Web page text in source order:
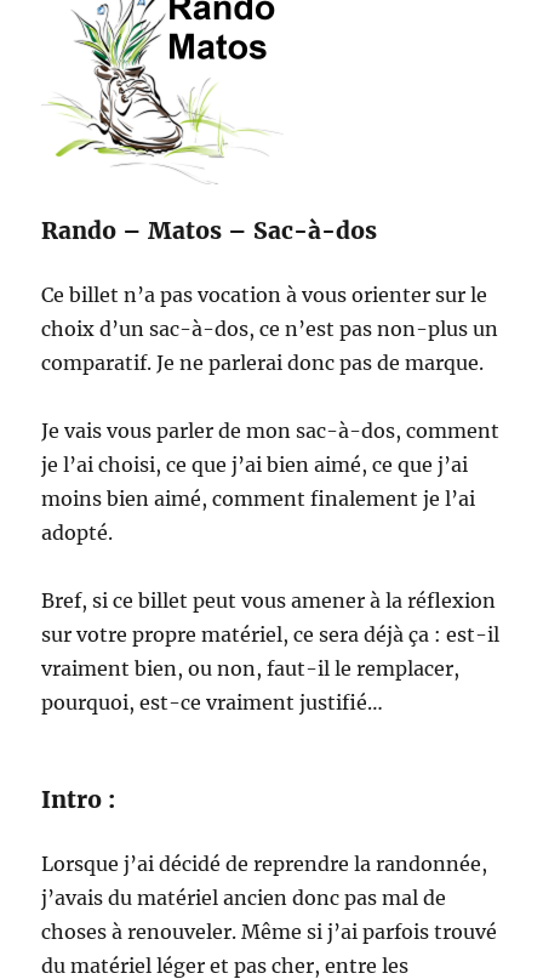
Rando – Matos – Sac-à-dos
Ce billet n’a pas vocation à vous orienter sur le
choix d’un sac-à-dos, ce n’est pas non-plus un
comparatif. Je ne parlerai donc pas de marque.
Je vais vous parler de mon sac-à-dos, comment
je l’ai choisi, ce que j’ai bien aimé, ce que j’ai
moins bien aimé, comment finalement je l’ai
adopté.
Bref, si ce billet peut vous amener à la réflexion
sur votre propre matériel, ce sera déjà ça : est-il
vraiment bien, ou non, faut-il le remplacer,
pourquoi, est-ce vraiment justifié…
Intro :
Lorsque j’ai décidé de reprendre la randonnée,
j’avais du matériel ancien donc pas mal de
choses à renouveler. Même si j’ai parfois trouvé
du matériel léger et pas cher, entre les